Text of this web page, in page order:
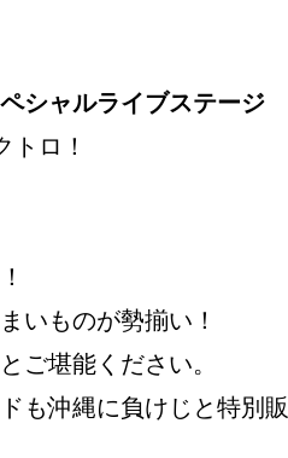
シャルライブステージ
ロ！
いものが勢揃い！
ご堪能ください。
も沖縄に負けじと特別販